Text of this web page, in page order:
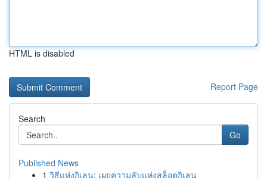
HTML is disabled
Report Page
Search
Go
Published News
1 วิธีแห่งกิเลน: เผยความลับแห่งสล็อตกิเลน